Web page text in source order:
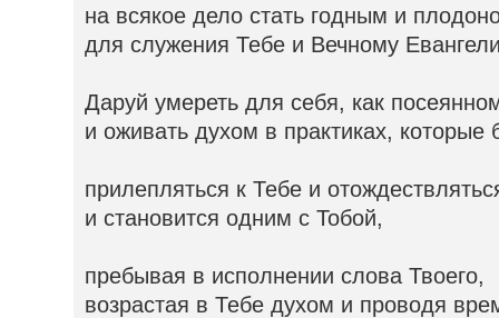
на всякое дело стать годным и
для служения Тебе и Вечному
Даруй умереть для себя, как
и оживать духом в практиках, которые
прилепляться к Тебе и
и становится одним с Тобой,
пребывая в исполнении слова Твоего,
возрастая в Тебе духом и проводя